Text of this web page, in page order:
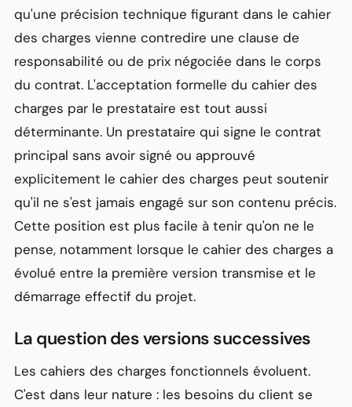
qu'une précision technique figurant dans le cahier
des charges vienne contredire une clause de
responsabilité ou de prix négociée dans le corps
du contrat. L'acceptation formelle du cahier des
charges par le prestataire est tout aussi
déterminante. Un prestataire qui signe le contrat
principal sans avoir signé ou approuvé
explicitement le cahier des charges peut soutenir
qu'il ne s'est jamais engagé sur son contenu précis.
Cette position est plus facile à tenir qu'on ne le
pense, notamment lorsque le cahier des charges a
évolué entre la première version transmise et le
démarrage effectif du projet.
La question des versions successives
Les cahiers des charges fonctionnels évoluent.
C'est dans leur nature : les besoins du client se